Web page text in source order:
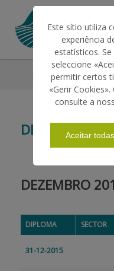
AJUDAS/APOIOS
INFORMAÇÕES
PAGAMENTOS
Legislação 2015
DEZEMBRO
DEZEMBRO
DIPLOMA SECTOR
31-12-2015
Este sítio utiliza
experiência
estatísticos.
seleccione
permitir certos
«Gerir
consulte a
Aceitar todas